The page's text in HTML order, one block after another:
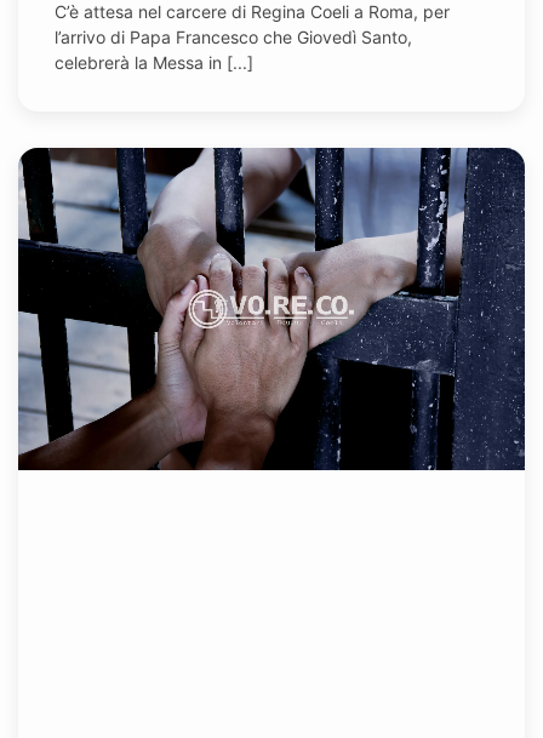
C’è attesa nel carcere di Regina Coeli a Roma, per
l’arrivo di Papa Francesco che Giovedì Santo,
celebrerà la Messa in [...]